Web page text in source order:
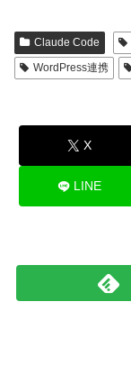
Claude Code
WordPress連携
X
LINE